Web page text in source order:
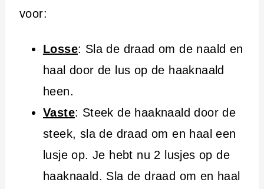
voor:
Losse: Sla de draad om de naald en
haal door de lus op de haaknaald
heen.
Vaste: Steek de haaknaald door de
steek, sla de draad om en haal een
lusje op. Je hebt nu 2 lusjes op de
haaknaald. Sla de draad om en haal